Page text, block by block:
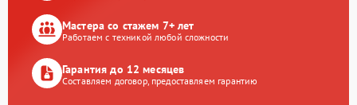
Мастера со стажем 7+ лет
Работаем с техникой любой сложности
Гарантия до 12 месяцев
Составляем договор, предоставляем гарантию